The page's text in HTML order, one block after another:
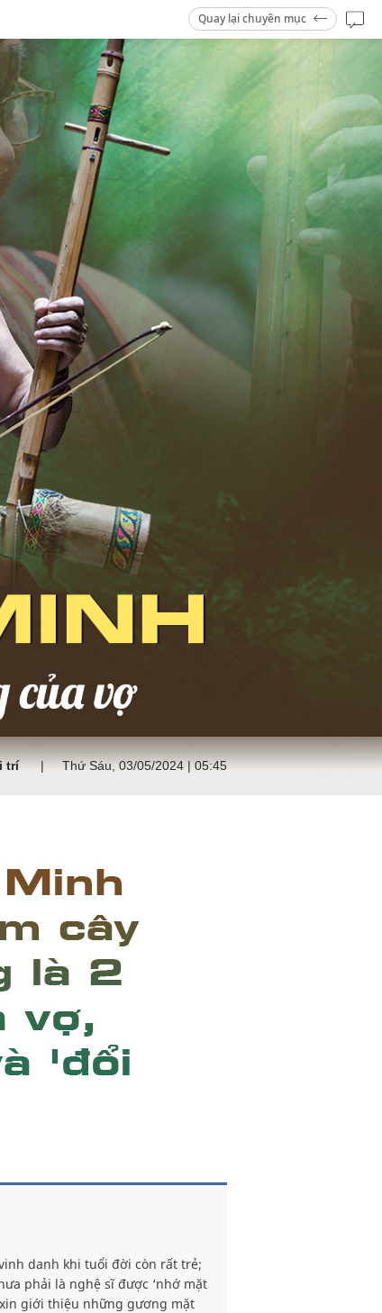
Quay lại chuyên mục
trí Thứ Sáu, 03/05/2024 | 05:45
danh khi tuổi đời còn rất trẻ;
phải là nghệ sĩ được ‘nhớ mặt
giới thiệu những gương mặt